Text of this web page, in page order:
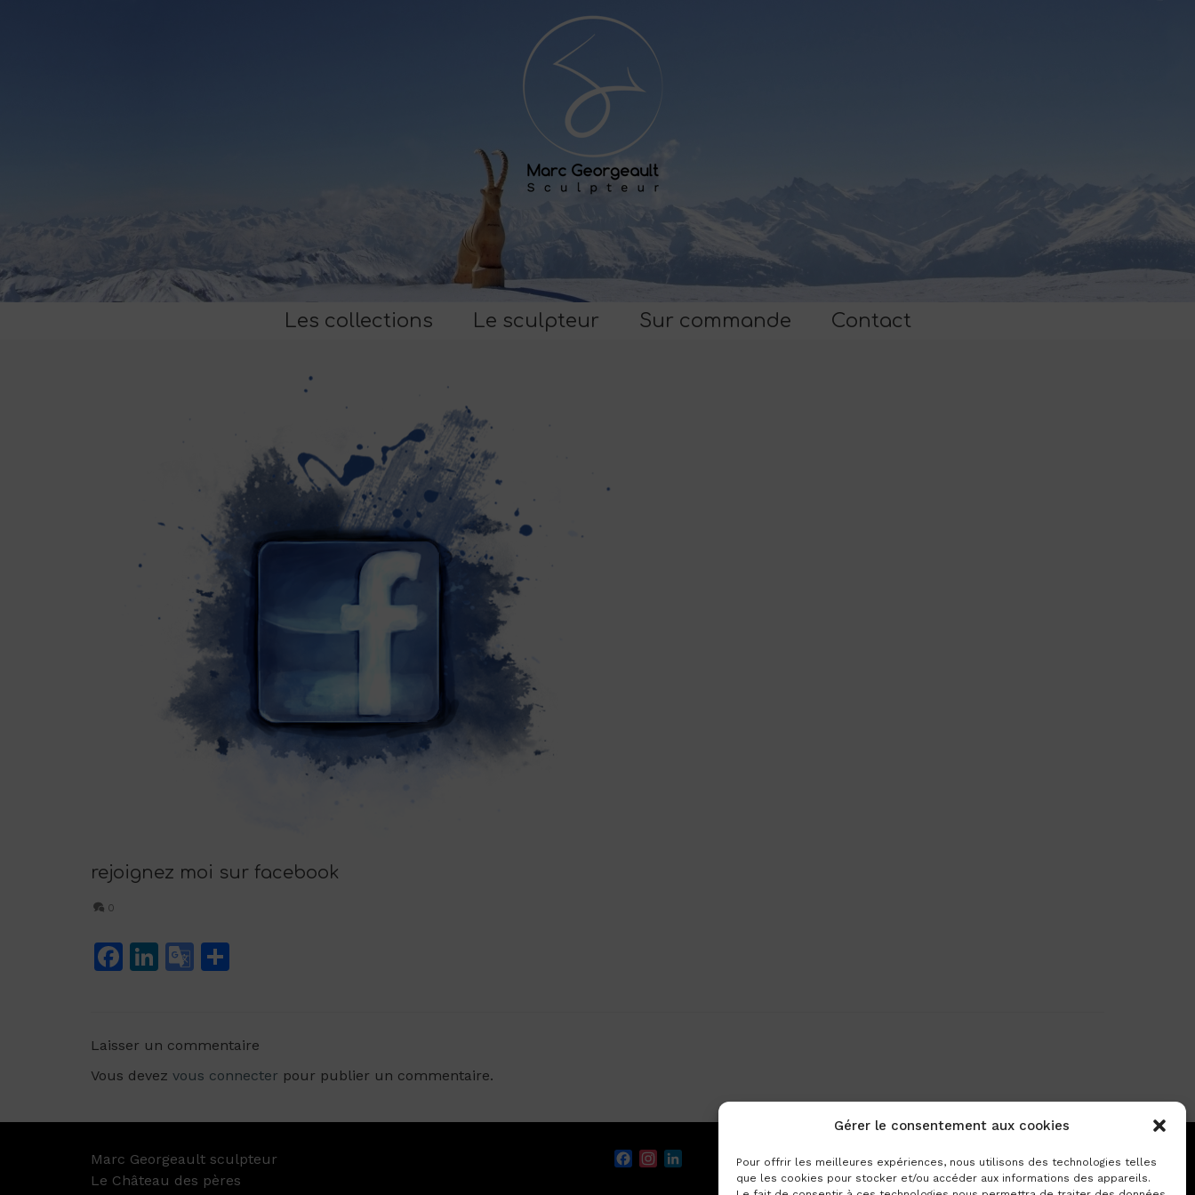
Gérer le consentement aux cookies
Pour offrir les meilleures expériences, nous utilisons des technologies telles
que les cookies pour stocker et/ou accéder aux informations des appareils.
Les collections Le sculpteur Sur commande Contact
rejoignez moi sur facebook
0
Facebook
LinkedIn
Google
Laisser un commentaire
Vous devez vous connecter pour publier un commentaire.
Marc Georgeault sculpteur
Le Château des pères
FacebookInstagram
LinkedIn